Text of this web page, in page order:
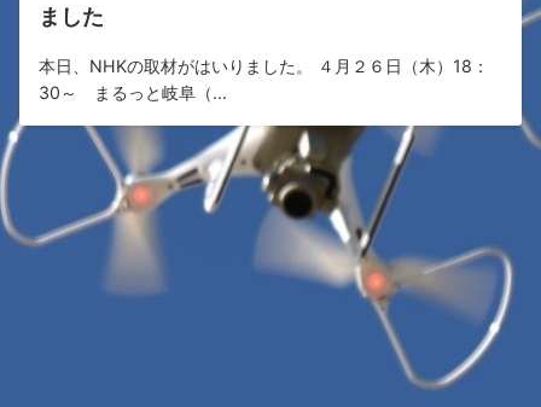
ました
本日、NHKの取材がはいりました。 ４月２６日（木）18：
30～ まるっと岐阜（...